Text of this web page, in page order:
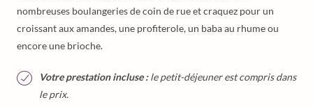
nombreuses boulangeries de coin de rue et craquez pour un
croissant aux amandes, une profiterole, un baba au rhume ou
encore une brioche.
Votre prestation incluse :le petit-déjeuner est compris dans
le prix.